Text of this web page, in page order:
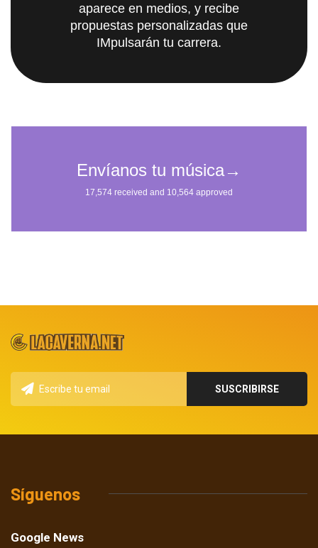
aparece en medios, y recibe
propuestas personalizadas que
IMpulsarán tu carrera.
Síguenos
Google News